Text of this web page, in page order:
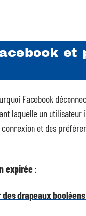
et
Facebook
laquelle un
et des
expirée :
drapeaux